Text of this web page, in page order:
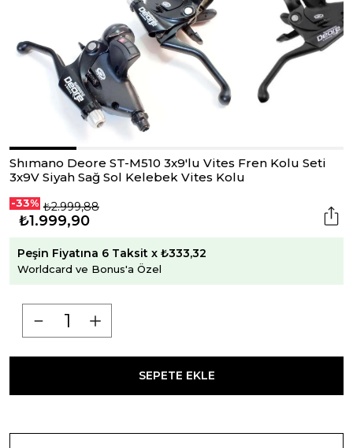
Shımano Deore ST-M510 3x9'lu Vites Fren Kolu Seti
3x9V Siyah Sağ Sol Kelebek Vites Kolu
-33% ₺2.999,88
₺1.999,90
Peşin Fiyatına 6 Taksit x ₺333,32
Worldcard ve Bonus'a Özel
SEPETE EKLE